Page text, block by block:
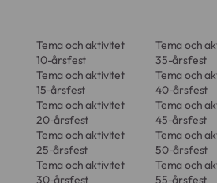
startavgift + kuvertpris.
kulinariska upplevelsen.
Logistik- &
– 1 850 kr beroende på
omfattning av hyrgods.
Moms:12% på mat / 25% på
hyrgods.
Vi sammanställer alltid en
Tema och aktivitet
10-årsfest
Tema och aktivitet
15-årsfest
Tema och aktivitet
20-årsfest
Tema och aktivitet
25-årsfest
Tema och aktivitet
30-årsfest
Tema och
35-årsfest
Tema och
40-årsfest
Tema och
45-årsfest
Tema och
50-årsfest
Tema och
55-årsfest